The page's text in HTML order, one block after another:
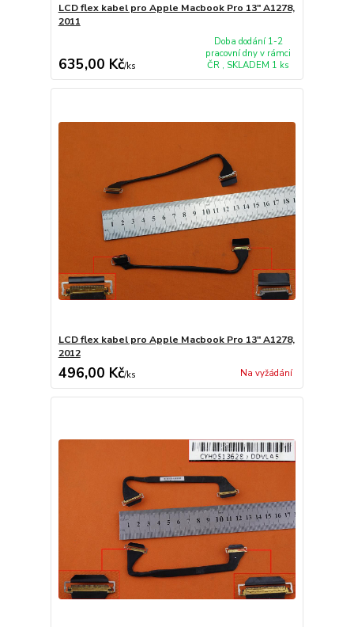
LCD flex kabel pro Apple Macbook Pro 13" A1278,
2011
635,00 Kč/ks
Doba dodání 1-2
pracovní dny v rámci
ČR , SKLADEM 1 ks
LCD flex kabel pro Apple Macbook Pro 13" A1278,
2012
496,00 Kč/ks Na vyžádání